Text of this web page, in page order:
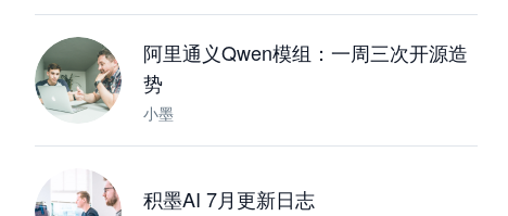
阿里通义Qwen模组：一周三次开源造
势
小墨
积墨AI 7月更新日志